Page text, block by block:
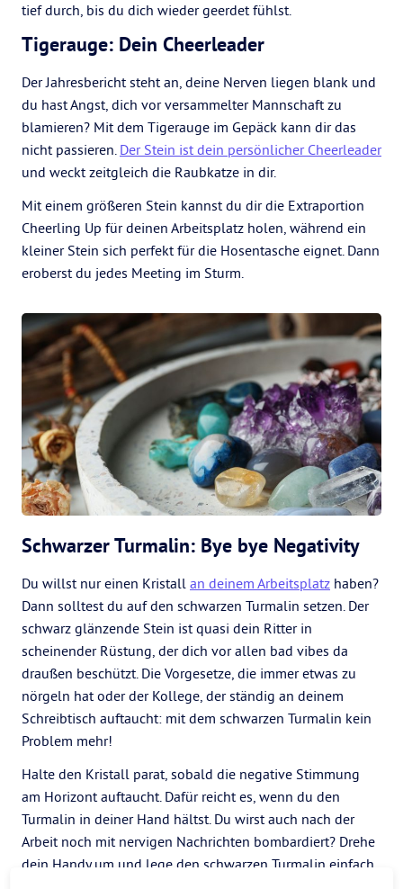
tief durch, bis du dich wieder geerdet fühlst.
Tigerauge: Dein Cheerleader
Der Jahresbericht steht an, deine Nerven liegen blank und
du hast Angst, dich vor versammelter Mannschaft zu
blamieren? Mit dem Tigerauge im Gepäck kann dir das
nicht passieren. Der Stein ist dein persönlicher Cheerleader
und weckt zeitgleich die Raubkatze in dir.
Mit einem größeren Stein kannst du dir die Extraportion
Cheerling Up für deinen Arbeitsplatz holen, während ein
kleiner Stein sich perfekt für die Hosentasche eignet. Dann
eroberst du jedes Meeting im Sturm.
Schwarzer Turmalin: Bye bye Negativity
Du willst nur einen Kristall an deinem Arbeitsplatz haben?
Dann solltest du auf den schwarzen Turmalin setzen. Der
schwarz glänzende Stein ist quasi dein Ritter in
scheinender Rüstung, der dich vor allen bad vibes da
draußen beschützt. Die Vorgesetze, die immer etwas zu
nörgeln hat oder der Kollege, der ständig an deinem
Schreibtisch auftaucht: mit dem schwarzen Turmalin kein
Problem mehr!
Halte den Kristall parat, sobald die negative Stimmung
am Horizont auftaucht. Dafür reicht es, wenn du den
Turmalin in deiner Hand hältst. Du wirst auch nach der
Arbeit noch mit nervigen Nachrichten bombardiert? Drehe
dein Handy um und lege den schwarzen Turmalin einfach